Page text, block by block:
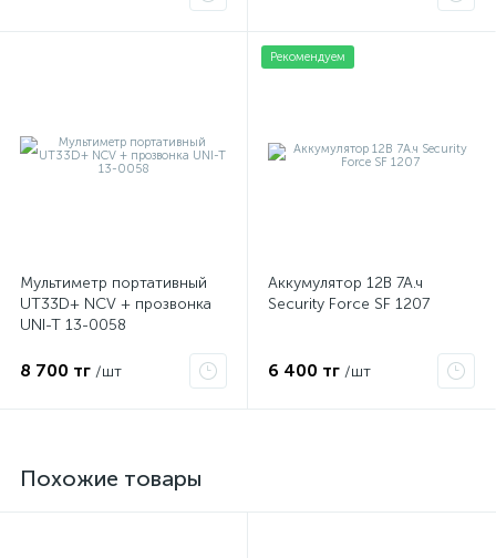
Мультиметр портативный
UT33D+ NCV + прозвонка
UNI-T 13-0058
8 700 тг /шт
Рекомендуем
Аккумулятор 12В 7А.ч
Security Force SF 1207
6 400 тг /шт
Похожие товары